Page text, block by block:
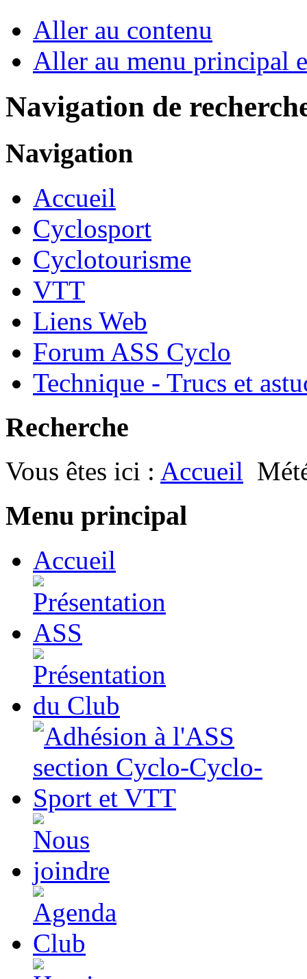
Aller au contenu
Aller au menu principal
Navigation de
Navigation
Accueil
Cyclosport
Cyclotourisme
VTT
Liens Web
Forum ASS Cyclo
Technique - Trucs et
Recherche
Vous êtes ici : Accueil
Menu principal
Accueil